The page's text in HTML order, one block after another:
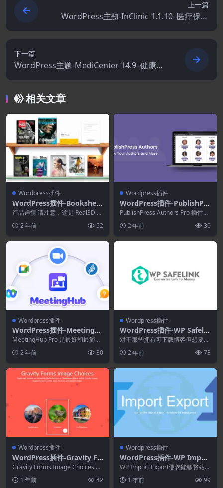
上一篇
WordPress主题-InClinic 1.1.10–医疗保健
和医疗WordPress主题
下一篇
WordPress主题-MediCenter 14.9–健康医
疗WordPress主题
相关文章
Wordpress插件
WordPress插件-Bookshelf
for Real3D Flipbook Addo
n 1.4
产品详情 请注意，这是 Real3D Fli
2 年前 52
Wordpress插件
WordPress插件-PublishPre
ss Authors Pro 4.7.3
PublishPress Authors Pro 插件允
2 年前 30
Wordpress插件
WordPress插件-MeetingH
ub Pro 1.5.3–多合一视频会
议和网络研讨会解决方案
MeetingHub Pro 是最好和最简单
2 年前 30
Wordpress插件
WordPress插件-WP Safelin
k Client 1.0.3[WP Safelink
拓展]–将您的下载链接转换为
Adsense
对于那些拥有可下载博客但想要在
Adsen...
2 年前 73
Wordpress插件
WordPress插件-Gravity Fo
rms Image Choices 1.6.11
Gravity Forms Image Choices Ad
1 年前 42
Wordpress插件
WordPress插件-WP Impor
t Export 4.0.15
WP Import Export使您能够将站点
可以...1 年前 99